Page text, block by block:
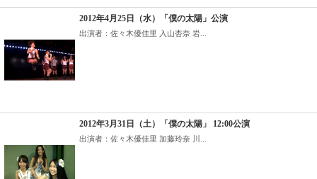
2012年4月25日（水）「僕の太陽」公演
出演者：佐々木優佳里 入山杏奈 岩...
2012年3月31日（土）「僕の太陽」 12:00公演
出演者：佐々木優佳里 加藤玲奈 川...